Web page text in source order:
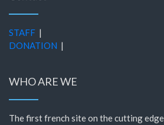
STAFF |
DONATION |
WHO ARE WE
The first french site on the cutting